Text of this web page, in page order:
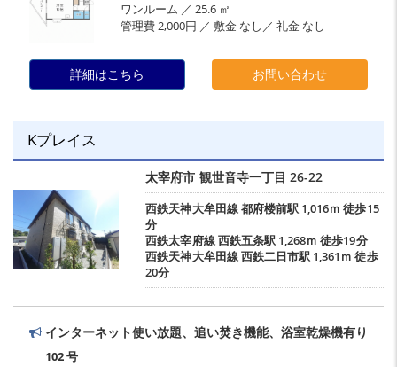
ワンルーム ／ 25.6 ㎡
管理費 2,000円 ／ 敷金 なし／ 礼金 なし
詳細はこちら お問い合わせ
Kプレイス
太宰府市 観世音寺一丁目 26-22
西鉄天神大牟田線都府楼前駅 1,016ｍ 徒歩15
分
西鉄太宰府線西鉄五条駅1,268ｍ 徒歩19分
西鉄天神大牟田線西鉄二日市駅 1,361ｍ 徒歩
20分
インターネット使い放題、追い焚き機能、浴室乾燥機有り
102 号